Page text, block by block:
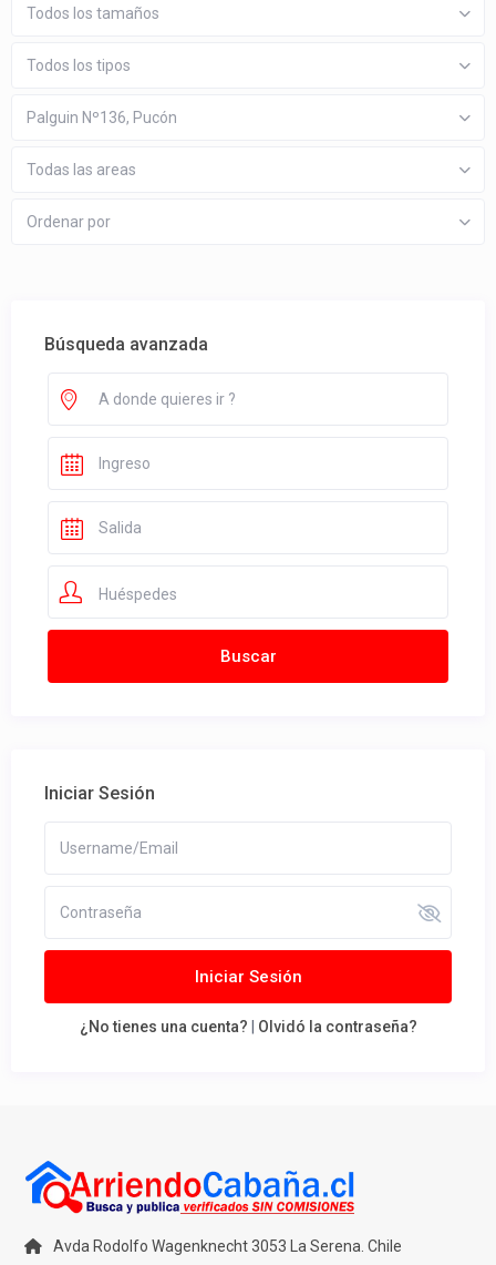
Todos los tamaños
Todos los tipos
Palguin Nº136, Pucón
Todas las areas
Ordenar por
Búsqueda avanzada
Huéspedes
Iniciar Sesión
Iniciar Sesión
¿No tienes una cuenta? Olvidó la contraseña?
Avda Rodolfo Wagenknecht 3053 La Serena. Chile